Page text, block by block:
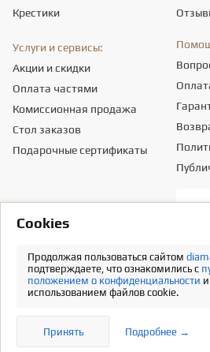
Крестики
Услуги и сервисы:
Акции и скидки
Оплата частями
Комиссионная продажа
Стол заказов
Подарочные сертификаты
Местонахождение - 03151, г. Киев, ул.
идентификационный код согласно ЕГР -
Информация о стоимости доставки
доставка». В расчет стоимости товаров
Полная
Сookies
Продолжая пользоваться сайтом
подтверждаете, что ознакомились с
положением о конфиденциальности
использованием файлов cookie.
Принять Подробнее →